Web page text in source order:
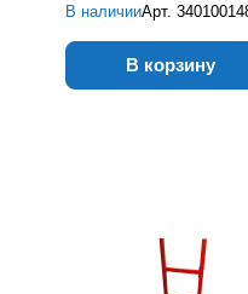
В наличииАрт.
В корзину